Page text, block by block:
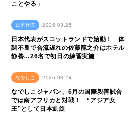
ことやる」
日本代表 2026.03.25
日本代表がスコットランドで始動！ 体
調不良で合流遅れの佐藤龍之介はホテル
静養…26名で初日の練習実施
なでしこ 2026.03.24
なでしこジャパン、6月の国際親善試合
では南アフリカと対戦！ “アジア女
王”として日本凱旋